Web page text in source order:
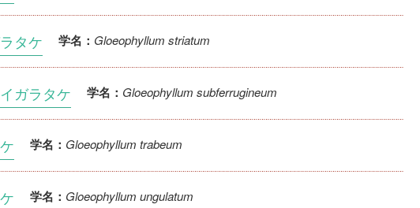
タケ 学名： Gloeophyllum striatum
ガラタケ 学名： Gloeophyllum subferrugineum
学名： Gloeophyllum trabeum
学名： Gloeophyllum ungulatum